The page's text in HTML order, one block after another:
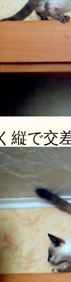
縦で交